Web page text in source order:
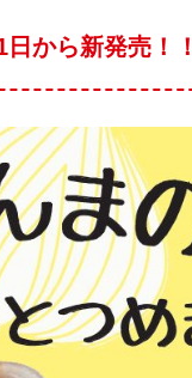
から新発売！！